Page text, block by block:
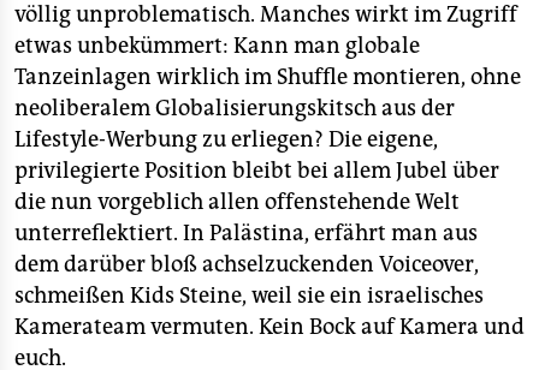
völlig unproblematisch. Manches wirkt im Zugriff
etwas unbekümmert: Kann man globale
Tanzeinlagen wirklich im Shuffle montieren, ohne
neoliberalem Globalisierungskitsch aus der
Lifestyle-Werbung zu erliegen? Die eigene,
privilegierte Position bleibt bei allem Jubel über
die nun vorgeblich allen offenstehende Welt
unterreflektiert. In Palästina, erfährt man aus
dem darüber bloß achselzuckenden Voiceover,
schmeißen Kids Steine, weil sie ein israelisches
Kamerateam vermuten. Kein Bock auf Kamera und
euch.